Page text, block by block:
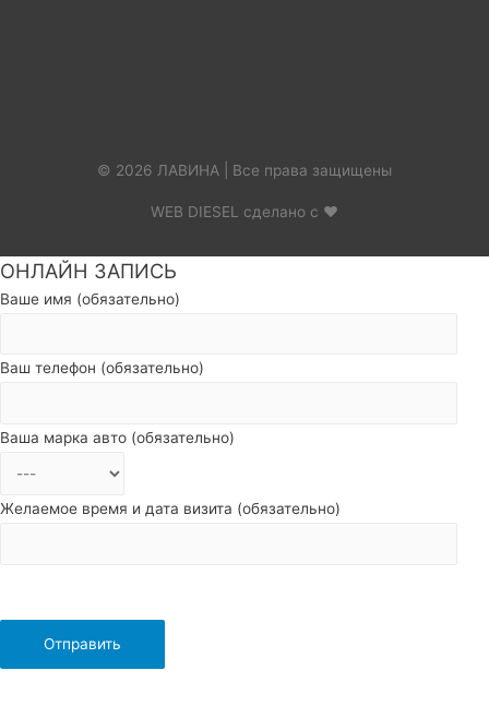
© 2026 ЛАВИНА | Все права защищены
WEB DIESEL сделано с ❤
Пролистать
наверх
ОНЛАЙН ЗАПИСЬ
Ваше имя (обязательно)
Ваш телефон (обязательно)
Ваша марка авто (обязательно)
Желаемое время и дата визита (обязательно)